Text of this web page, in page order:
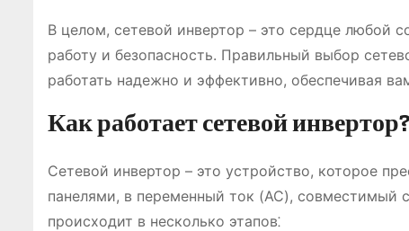
В целом, сетевой инвертор – это сердце любой
работу и безопасность. Правильный выбор
работать надежно и эффективно, обеспечивая
Как работает сетевой инвертор?
Сетевой инвертор – это устройство, которое
панелями, в переменный ток (AC), совместимый
происходит в несколько этапов⁚